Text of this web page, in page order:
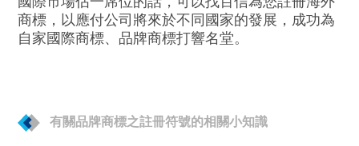
商標，以應付公司將來於不同國家的發展，成功為
自家國際商標、品牌商標打響名堂。
有關品牌商標之註冊符號的相關小知識